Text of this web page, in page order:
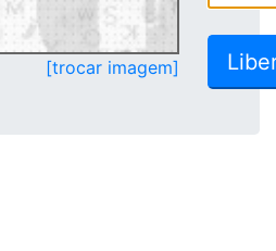
[trocar imagem]